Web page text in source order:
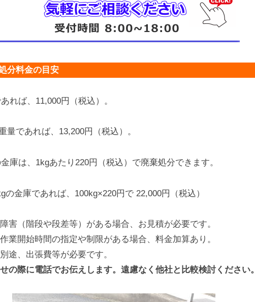
分料金の目安
れば、11,000円（税込）。
量であれば、13,200円（税込）。
庫は、1kgあたり220円（税込）で廃棄処分できます。
の金庫であれば、100kg×220円で 22,000円（税込）
害（階段や段差等）がある場合、お見積が必要です。
業開始時間の指定や制限がある場合、料金加算あり。
途、出張費等が必要です。
の際に電話でお伝えします。遠慮なく他社と比較検討ください。